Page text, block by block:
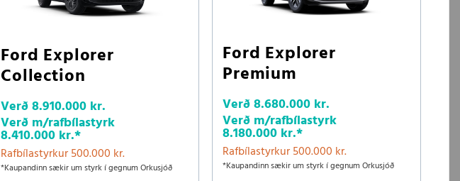
Ford Explorer
Collection
Verð8.910.000 kr.
Verð m/rafbílastyrk
8.410.000 kr.*
Rafbílastyrkur 500.000 kr.
*Kaupandinn sækir um styrk í gegnum Orkusjóð
Ford Explorer
Premium
Verð8.680.000 kr.
Verð m/rafbílastyrk
8.180.000 kr.*
Rafbílastyrkur 500.000 kr.
*Kaupandinn sækir um styrk í gegnum Orkusjóð